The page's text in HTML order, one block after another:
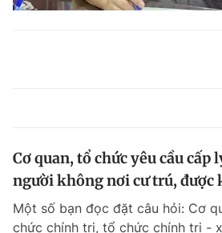
Cơ quan, tổ chức yêu cầu cấp
người không nơi cư trú, được
Một số bạn đọc đặt câu hỏi: Cơ
chức chính trị, tổ chức chính trị -